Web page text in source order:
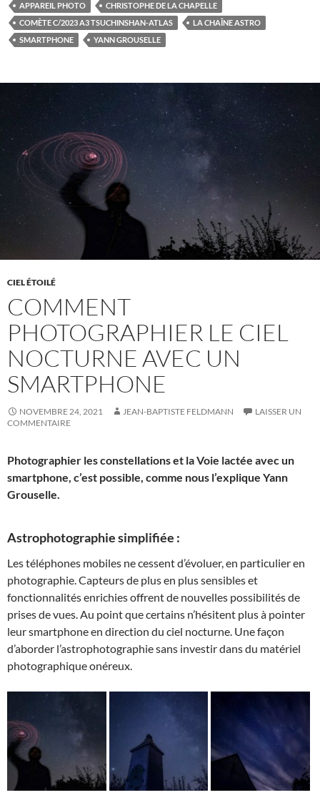
APPAREIL PHOTO
CHRISTOPHE DE LA CHAPELLE
COMÈTE C/2023 A3 TSUCHINSHAN-ATLAS
LA CHAÎNE ASTRO
SMARTPHONE
YANN GROUSELLE
CIEL ÉTOILÉ
COMMENT
PHOTOGRAPHIER LE CIEL
NOCTURNE AVEC UN
SMARTPHONE
NOVEMBRE 24, 2021 JEAN-BAPTISTE FELDMANN
LAISSER UN
COMMENTAIRE
Photographier les constellations et la Voie lactée avec un
smartphone, c’est possible, comme nous l’explique Yann
Grouselle.
Astrophotographie simplifiée :
Les téléphones mobiles ne cessent d’évoluer, en particulier en
photographie. Capteurs de plus en plus sensibles et
fonctionnalités enrichies offrent de nouvelles possibilités de
prises de vues. Au point que certains n’hésitent plus à pointer
leur smartphone en direction du ciel nocturne. Une façon
d’aborder l’astrophotographie sans investir dans du matériel
photographique onéreux.